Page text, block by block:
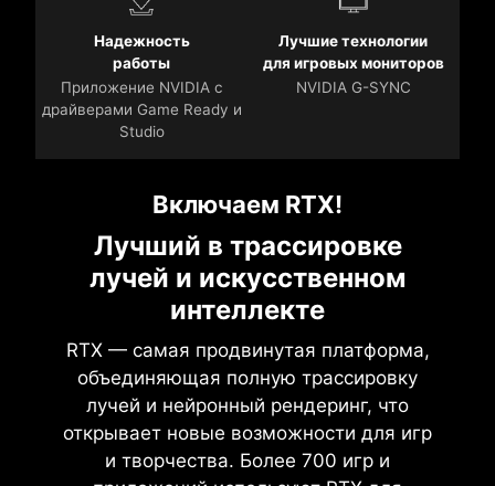
Надежность
работы
Приложение NVIDIA с
драйверами Game Ready и
Studio
Лучшие технологии
для игровых мониторов
NVIDIA G-SYNC
Включаем RTX!
Лучший в трассировке
лучей и искусственном
интеллекте
RTX — самая продвинутая платформа,
объединяющая полную трассировку
лучей и нейронный рендеринг, что
открывает новые возможности для игр
и творчества. Более 700 игр и